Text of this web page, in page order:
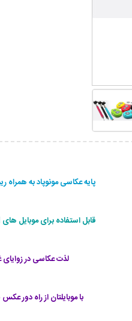
پایه عکاسی مونوپاد به همراه
قابل استفاده برای موبایل های Android و iOS
لذت عکاسی در زوایای
با موبایلتان از راه دور